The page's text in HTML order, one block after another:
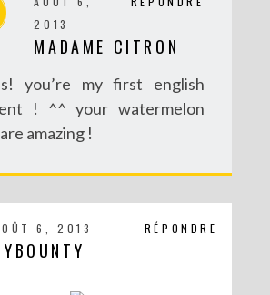
2013
MADAME CITRON
you’re my first english
! ^^ your watermelon
amazing !
RÉPONDRE
6, 2013